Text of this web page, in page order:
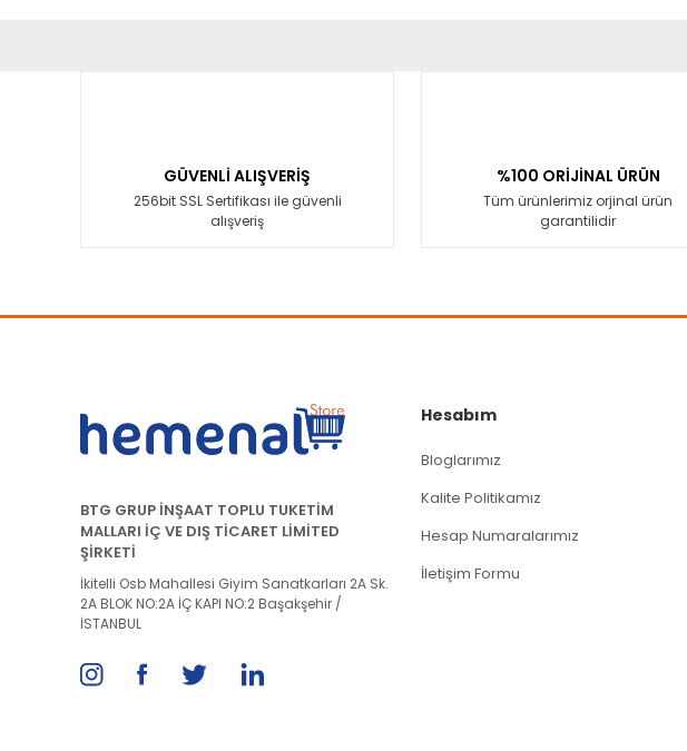
Ürün bilgilerinde hatalar bulunuyor.
Ürün fiyatı diğer sitelerden daha pahalı.
GÜVENLİ ALIŞVERİŞ
256bit SSL Sertifikası ile güvenli
alışveriş
%100 ORİJİNAL ÜRÜN
Tüm ürünlerimiz orjinal ürün
garantilidir
BTG GRUP İNŞAAT TOPLU TUKETİM
MALLARI İÇ VE DIŞ TİCARET LİMİTED
ŞİRKETİ
İkitelli Osb Mahallesi Giyim Sanatkarları 2A Sk.
2A BLOK NO:2A İÇ KAPI NO:2 Başakşehir /
İSTANBUL
Hesabım
Bloglarımız
Kalite Politikamız
Hesap Numaralarımız
İletişim Formu